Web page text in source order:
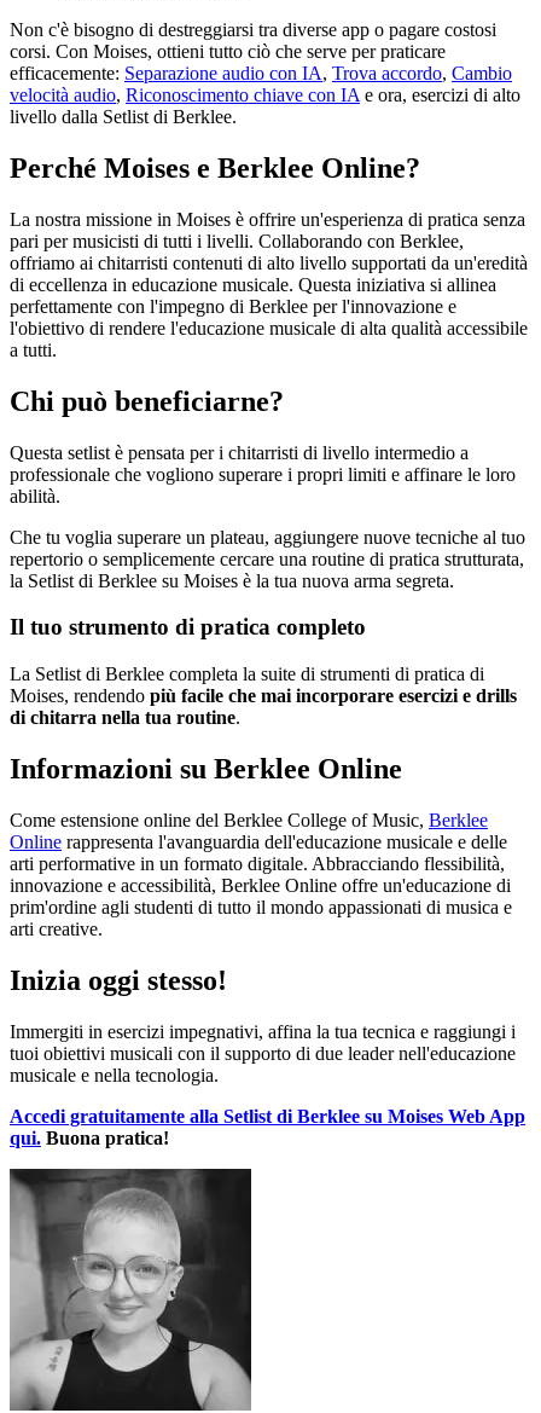
Non c'è bisogno di destreggiarsi tra diverse app o pagare costosi
corsi. Con Moises, ottieni tutto ciò che serve per praticare
efficacemente: Separazione audio con IA, Trova accordo, Cambio
velocità audio, Riconoscimento chiave con IA e ora, esercizi di alto
livello dalla Setlist di Berklee.
Perché Moises e Berklee Online?
La nostra missione in Moises è offrire un'esperienza di pratica senza
pari per musicisti di tutti i livelli. Collaborando con Berklee,
offriamo ai chitarristi contenuti di alto livello supportati da un'eredità
di eccellenza in educazione musicale. Questa iniziativa si allinea
perfettamente con l'impegno di Berklee per l'innovazione e
l'obiettivo di rendere l'educazione musicale di alta qualità accessibile
a tutti.
Chi può beneficiarne?
Questa setlist è pensata per i chitarristi di livello intermedio a
professionale che vogliono superare i propri limiti e affinare le loro
abilità.
Che tu voglia superare un plateau, aggiungere nuove tecniche al tuo
repertorio o semplicemente cercare una routine di pratica strutturata,
la Setlist di Berklee su Moises è la tua nuova arma segreta.
Il tuo strumento di pratica completo
La Setlist di Berklee completa la suite di strumenti di pratica di
Moises, rendendo più facile che mai incorporare esercizi e drills
di chitarra nella tua routine.
Informazioni su Berklee Online
Come estensione online del Berklee College of Music, Berklee
Online rappresenta l'avanguardia dell'educazione musicale e delle
arti performative in un formato digitale. Abbracciando flessibilità,
innovazione e accessibilità, Berklee Online offre un'educazione di
prim'ordine agli studenti di tutto il mondo appassionati di musica e
arti creative.
Inizia oggi stesso!
Immergiti in esercizi impegnativi, affina la tua tecnica e raggiungi i
tuoi obiettivi musicali con il supporto di due leader nell'educazione
musicale e nella tecnologia.
Accedi gratuitamente alla Setlist di Berklee su Moises Web App
qui. Buona pratica!